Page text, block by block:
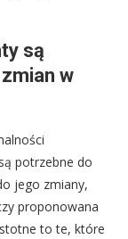
są
w
potrzebne do
jego zmiany,
proponowana
to te, które